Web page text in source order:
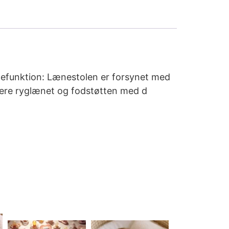
Lænestolen er forsynet med
ryglænet og fodstøtten med d